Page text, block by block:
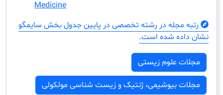
مجله در رشته تخصصی در پایین جدول بخش سایمگو
شده است.
علوم زیستی
بیوشیمی، ژنتیک و زیست شناسی مولکولی